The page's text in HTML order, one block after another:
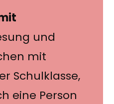
und
mit
Schulklasse,
eine Person